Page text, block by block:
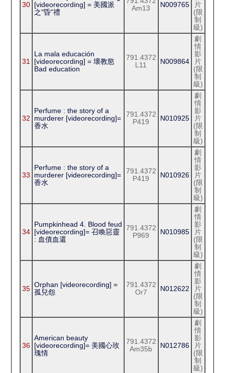
30 [videorecording] = 美國派
之"昏"禮
Am13
N009765
片
(限
制
級)
31
La mala educación
[videorecording] = 壞教慾
Bad education
791.4372
L11
N009864
劇
情
影
片
(限
制
級)
32
Perfume : the story of a
murderer [videorecording]=
香水
791.4372
P419
N010925
劇
情
影
片
(限
制
級)
33
Perfume : the story of a
murderer [videorecording]=
香水
791.4372
P419
N010926
劇
情
影
片
(限
制
級)
34
Pumpkinhead 4. Blood feud
[videorecording]= 召喚惡靈
: 血債血還
791.4372
P969
N010985
劇
情
影
片
(限
制
級)
35 Orphan [videorecording] =
孤兒怨
791.4372
Or7
N012622
劇
情
影
片
(限
制
級)
36
American beauty
[videorecording]= 美國心玫
瑰情
791.4372
Am35b
N012786
劇
情
影
片
(限
制
級)